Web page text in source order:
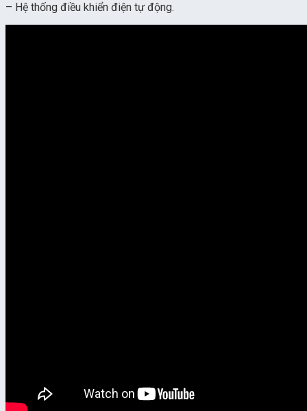
– Hệ thống điều khiển điện tự động.